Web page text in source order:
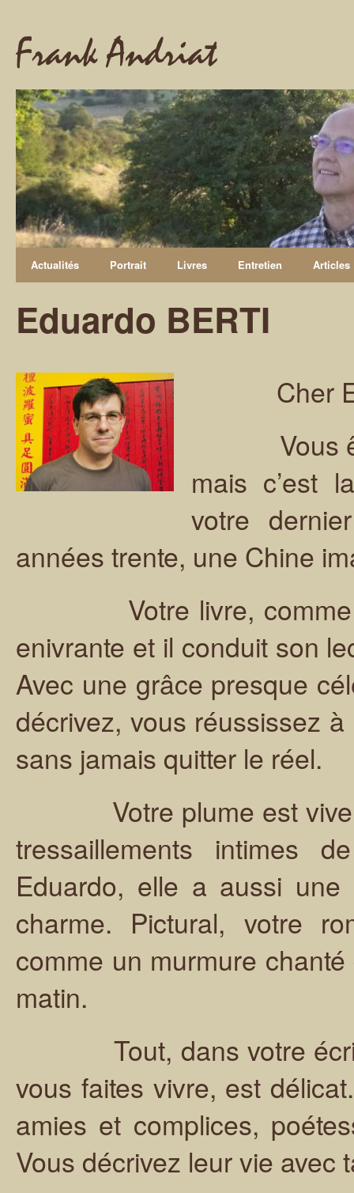
Frank Andriat
Actualités Portrait Livres Entretien Articles
Eduardo BERTI
Cher
Vous
mais c’est
votre
années trente, une Chine
Votre livre, comme
enivrante et il conduit son
Avec une grâce presque
décrivez, vous réussissez
sans jamais quitter le réel.
Votre plume est vive,
tressaillements intimes
Eduardo, elle a aussi
charme. Pictural, votre
comme un murmure
matin.
Tout, dans votre
vous faites vivre, est
amies et complices,
Vous décrivez leur vie avec